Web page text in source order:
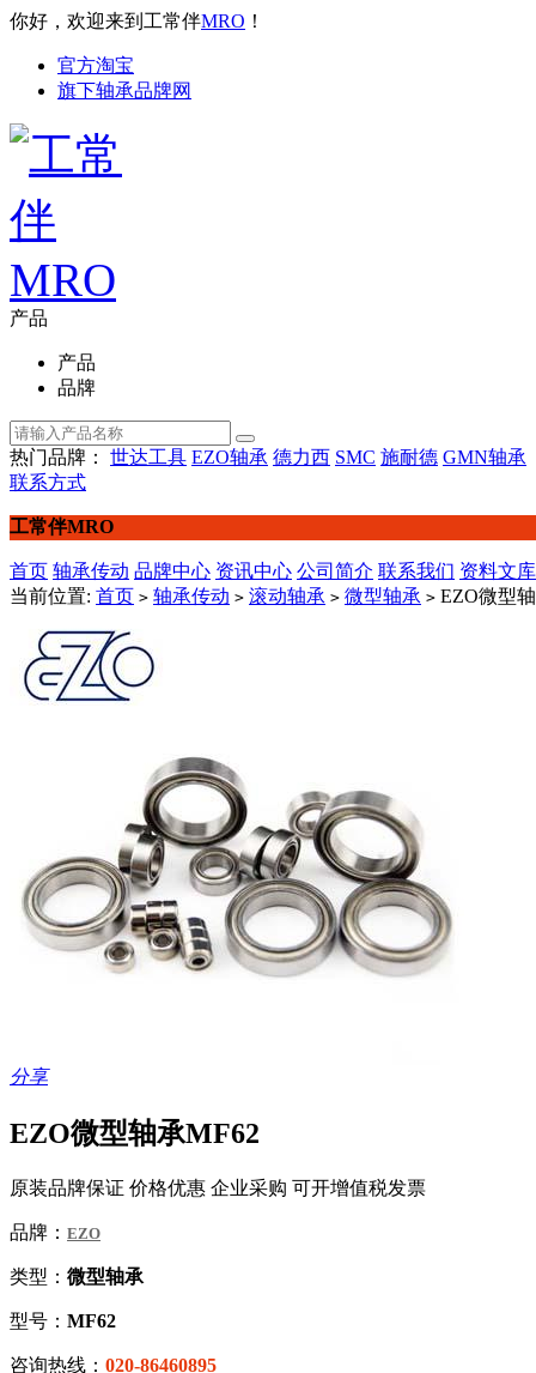
你好，欢迎来到工常伴MRO ！
官方淘宝
旗下轴承品牌网
产品
产品
品牌
热门品牌： 世达工具 EZO轴承 德力西 SMC 施耐德 GMN轴承
联系方式
工常伴MRO
首页 轴承传动 品牌中心 资讯中心 公司简介 联系我们 资料文库
当前位置: 首页 > 轴承传动 > 滚动轴承 > 微型轴承 > EZO微型
分享
EZO微型轴承MF62
原装品牌保证 价格优惠 企业采购 可开增值税发票
品牌： EZO
类型： 微型轴承
型号： MF62
咨询热线： 020-86460895